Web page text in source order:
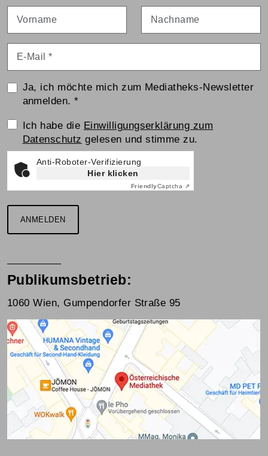
Ja, ich möchte mich zum Mediatheks-Newsletter
anmelden.*
Einwilligungserklärung
Ich habe die Einwilligungserklärung zum
Datenschutz gelesen und stimme zu.
Anti-Roboter-Verifizierung
Hier klicken
FriendlyCaptcha ⇗
ANMELDEN
Publikumsbetrieb:
1060 Wien, Gumpendorfer Straße 95